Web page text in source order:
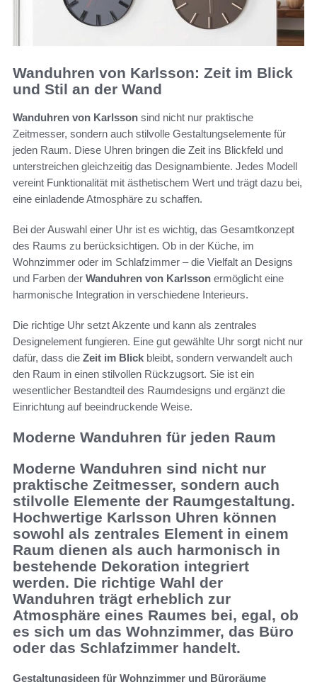
Wanduhren von Karlsson: Zeit im Blick
und Stil an der Wand
Wanduhren von Karlsson sind nicht nur praktische
Zeitmesser, sondern auch stilvolle Gestaltungselemente für
jeden Raum. Diese Uhren bringen die Zeit ins Blickfeld und
unterstreichen gleichzeitig das Designambiente. Jedes Modell
vereint Funktionalität mit ästhetischem Wert und trägt dazu bei,
eine einladende Atmosphäre zu schaffen.
Bei der Auswahl einer Uhr ist es wichtig, das Gesamtkonzept
des Raums zu berücksichtigen. Ob in der Küche, im
Wohnzimmer oder im Schlafzimmer – die Vielfalt an Designs
und Farben der Wanduhren von Karlsson ermöglicht eine
harmonische Integration in verschiedene Interieurs.
Die richtige Uhr setzt Akzente und kann als zentrales
Designelement fungieren. Eine gut gewählte Uhr sorgt nicht nur
dafür, dass die Zeit im Blick bleibt, sondern verwandelt auch
den Raum in einen stilvollen Rückzugsort. Sie ist ein
wesentlicher Bestandteil des Raumdesigns und ergänzt die
Einrichtung auf beeindruckende Weise.
Moderne Wanduhren für jeden Raum
Moderne Wanduhren sind nicht nur
praktische Zeitmesser, sondern auch
stilvolle Elemente der Raumgestaltung.
Hochwertige Karlsson Uhren können
sowohl als zentrales Element in einem
Raum dienen als auch harmonisch in
bestehende Dekoration integriert
werden. Die richtige Wahl der
Wanduhren trägt erheblich zur
Atmosphäre eines Raumes bei, egal, ob
es sich um das Wohnzimmer, das Büro
oder das Schlafzimmer handelt.
Gestaltungsideen für Wohnzimmer und Büroräume